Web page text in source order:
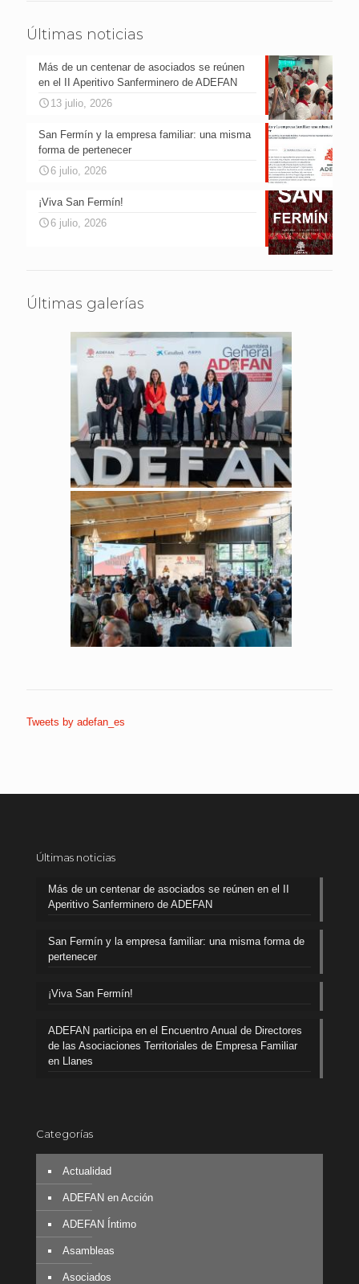
Últimas noticias
Más de un centenar de asociados se reúnen
en el II Aperitivo Sanferminero de ADEFAN
13 julio, 2026
San Fermín y la empresa familiar: una misma
forma de pertenecer
6 julio, 2026
¡Viva San Fermín!
6 julio, 2026
Últimas galerías
Tweets by adefan_es
Últimas noticias
Más de un centenar de asociados se reúnen en el II
Aperitivo Sanferminero de ADEFAN
San Fermín y la empresa familiar: una misma forma de
pertenecer
¡Viva San Fermín!
ADEFAN participa en el Encuentro Anual de Directores
de las Asociaciones Territoriales de Empresa Familiar
en Llanes
Categorías
Actualidad
ADEFAN en Acción
ADEFAN Íntimo
Asambleas
Asociados